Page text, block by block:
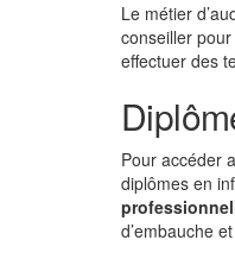
Le métier
conseiller
effectuer des
Pour accéder
diplômes en
d’embauche